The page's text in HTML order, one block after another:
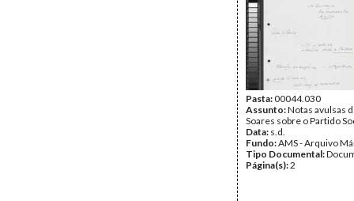
Pasta:00044.030
Assunto:Notas avulsas
Soares sobre o Partido
Data: s.d.
Fundo:AMS - Arquivo
Tipo Documental:
Página(s):2